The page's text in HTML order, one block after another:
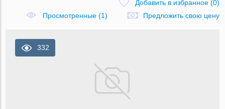
Добавить в избранное(0)
Просмотренные (1)
Предложить свою цену
332